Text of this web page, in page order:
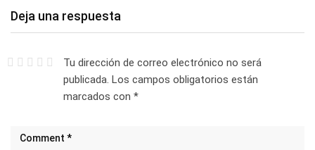
Deja una respuesta
Tu dirección de correo electrónico no será
publicada. Los campos obligatorios están
marcados con *